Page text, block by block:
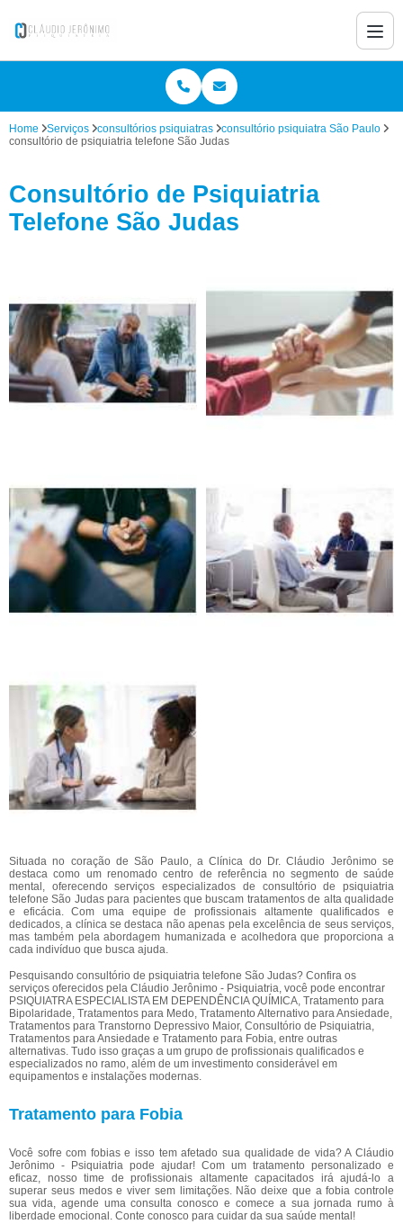
Home Serviços consultórios psiquiatras
consultório psiquiatra São Paulo
consultório de psiquiatria telefone São Judas
Consultório de Psiquiatria
Telefone São Judas
Situada no coração de São Paulo, a Clínica do Dr. Cláudio Jerônimo se
destaca como um renomado centro de referência no segmento de saúde
mental, oferecendo serviços especializados de consultório de psiquiatria
telefone São Judas para pacientes que buscam tratamentos de alta qualidade
e eficácia. Com uma equipe de profissionais altamente qualificados e
dedicados, a clínica se destaca não apenas pela excelência de seus serviços,
mas também pela abordagem humanizada e acolhedora que proporciona a
cada indivíduo que busca ajuda.
Pesquisando consultório de psiquiatria telefone São Judas? Confira os
serviços oferecidos pela Cláudio Jerônimo - Psiquiatria, você pode encontrar
PSIQUIATRA ESPECIALISTA EM DEPENDÊNCIA QUÍMICA, Tratamento para
Bipolaridade, Tratamentos para Medo, Tratamento Alternativo para Ansiedade,
Tratamentos para Transtorno Depressivo Maior, Consultório de Psiquiatria,
Tratamentos para Ansiedade e Tratamento para Fobia, entre outras
alternativas. Tudo isso graças a um grupo de profissionais qualificados e
especializados no ramo, além de um investimento considerável em
equipamentos e instalações modernas.
Tratamento para Fobia
Você sofre com fobias e isso tem afetado sua qualidade de vida? A Cláudio
Jerônimo - Psiquiatria pode ajudar! Com um tratamento personalizado e
eficaz, nosso time de profissionais altamente capacitados irá ajudá-lo a
superar seus medos e viver sem limitações. Não deixe que a fobia controle
sua vida, agende uma consulta conosco e comece a sua jornada rumo à
liberdade emocional. Conte conosco para cuidar da sua saúde mental!